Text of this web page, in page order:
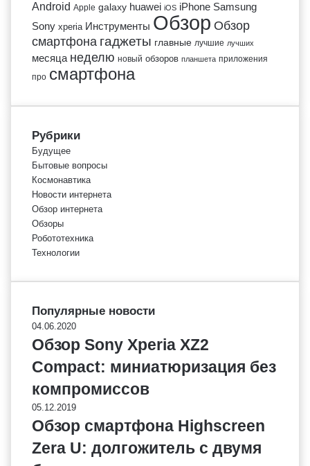
Android Apple galaxy huawei iOS iPhone Samsung
Sony xperia Инструменты Обзор Обзор
смартфона гаджеты главные лучшие лучших
месяца неделю новый обзоров планшета приложения
про смартфона
Рубрики
Будущее
Бытовые вопросы
Космонавтика
Новости интернета
Обзор интернета
Обзоры
Робототехника
Технологии
Популярные новости
04.06.2020
Обзор Sony Xperia XZ2
Compact: миниатюризация без
компромиссов
05.12.2019
Обзор смартфона Highscreen
Zera U: долгожитель c двумя